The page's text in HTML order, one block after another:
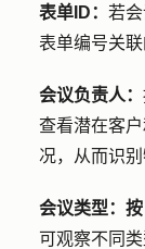
表单ID： 若
表单编号关联
会议负责人：
查看潜在客
况，从而识
会议类型：按
可观察不同